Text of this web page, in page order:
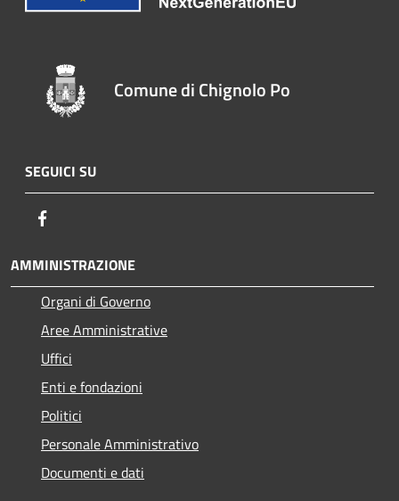
Comune di Chignolo Po
SEGUICI SU
AMMINISTRAZIONE
Organi di Governo
Aree Amministrative
Uffici
Enti e fondazioni
Politici
Personale Amministrativo
Documenti e dati